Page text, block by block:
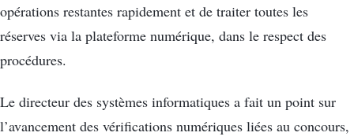
opérations restantes rapidement et de traiter toutes les
réserves via la plateforme numérique, dans le respect des
procédures.
Le directeur des systèmes informatiques a fait un point sur
l’avancement des vérifications numériques liées au concours,